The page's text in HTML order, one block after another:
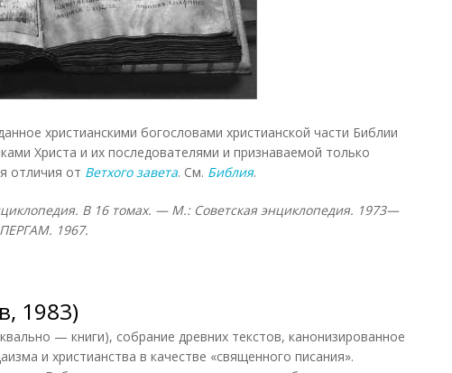
христианскими богословами христианской части Библии
Христа и их последователями и признаваемой только
отличия от Ветхого завета. См. Библия.
В 16 томах. — М.: Советская энциклопедия. 1973—
1967.
1983)
— книги), собрание древних текстов, канонизированное
и христианства в качестве «священного писания».